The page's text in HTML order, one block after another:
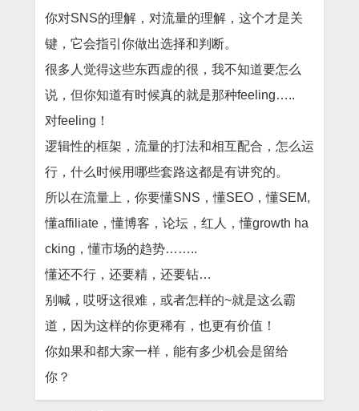
你对SNS的理解，对流量的理解，这个才是关
键，它会指引你做出选择和判断。
很多人觉得这些东西虚的很，我不知道要怎么
说，但你知道有时候真的就是那种feeling…..
对feeling！
逻辑性的框架，流量的打法和相互配合，怎么运
行，什么时候用哪些套路这都是有讲究的。
所以在流量上，你要懂SNS，懂SEO，懂SEM,
懂affiliate，懂博客，论坛，红人，懂growth ha
cking，懂市场的趋势……..
懂还不行，还要精，还要钻…
别喊，哎呀这很难，或者怎样的~就是这么霸
道，因为这样的你更稀有，也更有价值！
你如果和都大家一样，能有多少机会是留给
你？